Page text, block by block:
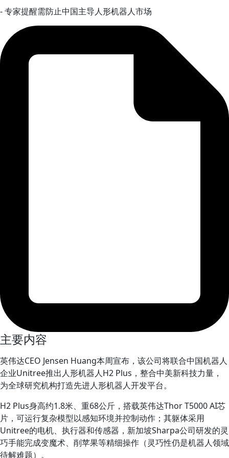
- 专家提醒需防止中国主导人形机器人市场
主要内容
英伟达CEO Jensen Huang本周宣布，该公司将联合中国机器人
企业Unitree推出人形机器人H2 Plus，整合中美新科技力量，
为全球研究机构打造先进人形机器人开发平台。
H2 Plus身高约1.8米、重68公斤，搭载英伟达Thor T5000 AI芯
片，可运行复杂模型以感知环境并控制动作；其躯体采用
Unitree的电机、执行器和传感器，新加坡Sharpa公司研发的灵
巧手能完成变魔术、削苹果等精细操作（灵巧性仍是机器人领域
待解难题）。